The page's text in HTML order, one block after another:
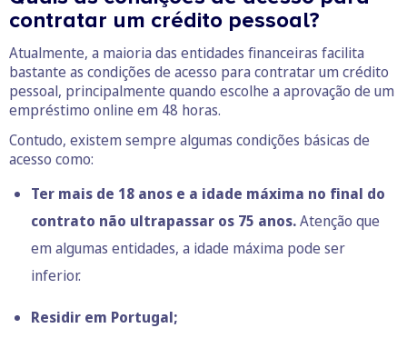
contratar um crédito pessoal?
Atualmente, a maioria das entidades financeiras facilita
bastante as condições de acesso para contratar um crédito
pessoal, principalmente quando escolhe a aprovação de um
empréstimo online em 48 horas.
Contudo, existem sempre algumas condições básicas de
acesso como:
Ter mais de 18 anos e a idade máxima no final do
contrato não ultrapassar os 75 anos.Atenção que
em algumas entidades, a idade máxima pode ser
inferior.
Residir em Portugal;